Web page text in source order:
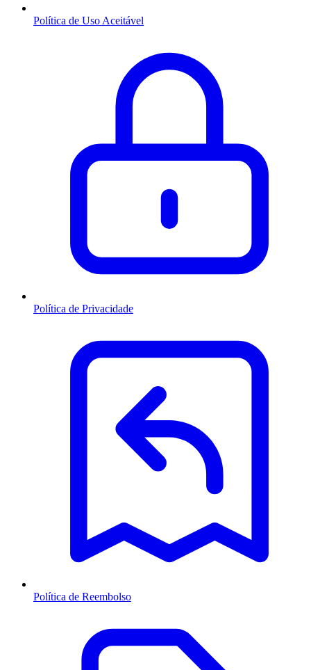
Política de Uso Aceitável
Política de Privacidade
Política de Reembolso